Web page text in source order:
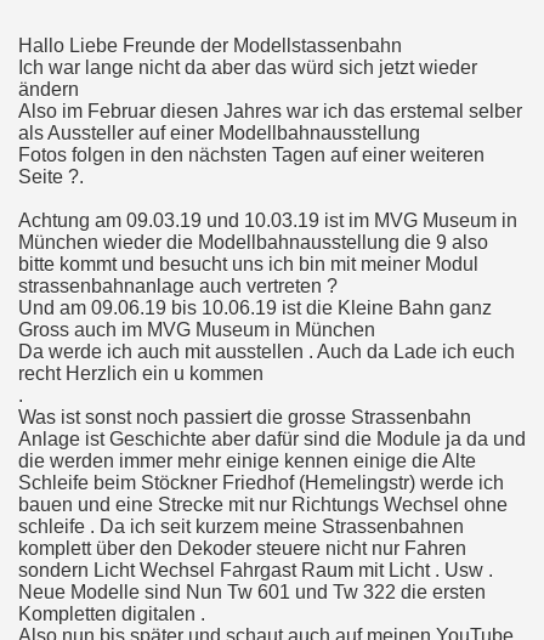
Hallo Liebe Freunde der Modellstassenbahn
Ich war lange nicht da aber das würd sich jetzt wieder
ändern
Also im Februar diesen Jahres war ich das erstemal selber
als Aussteller auf einer Modellbahnausstellung
Fotos folgen in den nächsten Tagen auf einer weiteren
Seite ?.
Achtung am 09.03.19 und 10.03.19 ist im MVG Museum in
München wieder die Modellbahnausstellung die 9 also
bitte kommt und besucht uns ich bin mit meiner Modul
strassenbahnanlage auch vertreten ?
Und am 09.06.19 bis 10.06.19 ist die Kleine Bahn ganz
Gross auch im MVG Museum in München
Da werde ich auch mit ausstellen . Auch da Lade ich euch
recht Herzlich ein u kommen
.
Was ist sonst noch passiert die grosse Strassenbahn
Anlage ist Geschichte aber dafür sind die Module ja da und
die werden immer mehr einige kennen einige die Alte
Schleife beim Stöckner Friedhof (Hemelingstr) werde ich
bauen und eine Strecke mit nur Richtungs Wechsel ohne
schleife . Da ich seit kurzem meine Strassenbahnen
komplett über den Dekoder steuere nicht nur Fahren
sondern Licht Wechsel Fahrgast Raum mit Licht . Usw .
Neue Modelle sind Nun Tw 601 und Tw 322 die ersten
Kompletten digitalen .
Also nun bis später und schaut auch auf meinen YouTube